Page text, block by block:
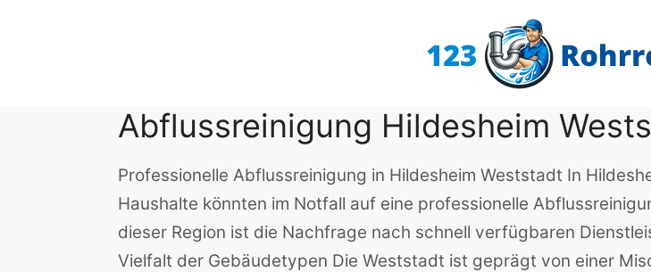
Abflussreinigung Hildesheim
Professionelle Abflussreinigung in Hildesheim Weststadt In
Haushalte könnten im Notfall auf eine professionelle
dieser Region ist die Nachfrage nach schnell verfügbaren
Vielfalt der Gebäudetypen Die Weststadt ist geprägt von einer